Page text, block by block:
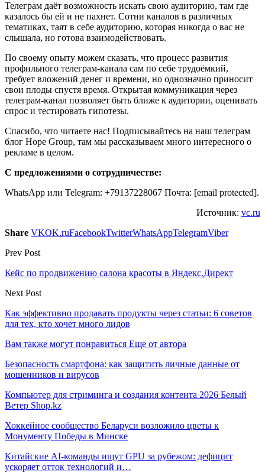
Телеграм даёт возможность искать свою аудиторию, там где
казалось бы ей и не пахнет. Сотни каналов в различных
тематиках, таят в себе аудиторию, которая никогда о вас не
слышала, но готова взаимодействовать.
По своему опыту можем сказать, что процесс развития
профильного телеграм-канала сам по себе трудоёмкий,
требует вложений денег и времени, но однозначно приносит
свои плоды спустя время. Открытая коммуникация через
телеграм-канал позволяет быть ближе к аудитории, оценивать
спрос и тестировать гипотезы.
Спасибо, что читаете нас! Подписывайтесь на наш телеграм
блог Hope Group, там мы рассказываем много интересного о
рекламе в целом.
С предложениями о сотрудничестве:
WhatsApp или Telegram: +79137228067 Почта: [email protected].
Источник: vc.ru
Share VKOK.ruFacebookTwitterWhatsAppTelegramViber
Prev Post
Кейс по продвижению салона красоты в Яндекс.Директ
Next Post
Как эффективно продавать продукты через статьи: 6 советов
для тех, кто хочет много лидов
Вам также могут понравиться Еще от автора
Безопасность смартфона: как защитить личные данные от
мошенников и вирусов
Компьютер для стриминга и создания контента 2026 Белый
Ветер Shop.kz
Хоккейное сообщество Беларуси возложило цветы к
Монументу Победы в Минске
Китайские AI-команды ищут GPU за рубежом: дефицит
ускоряет отток технологий и…